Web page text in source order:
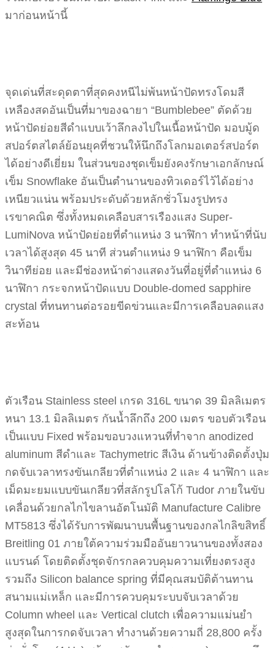
มาก่อนหน้านี้
จุดเด่นที่สะดุดตาที่สุดคงหนีไม่พ้นหน้าปัดทรงโดมสี
เหลืองสดอันเป็นที่มาของฉายา “Bumblebee” ตัดด้วย
หน้าปัดย่อยสีดำแบบเว้าลึกลงไปในเนื้อหน้าปัด มอบมู้ด
สปอร์ตสไตล์ย้อนยุคที่ชวนให้นึกถึงโลกมอเตอร์สปอร์ต
ได้อย่างดีเยี่ยม ในส่วนของชุดเข็มยังคงรักษาเอกลักษณ์
เข็ม Snowflake อันเป็นตำนานของทิวเดอร์ไว้ได้อย่าง
เหนียวแน่น พร้อมประดับด้วยหลักชั่วโมงรูปทรง
เรขาคณิต ซึ่งทั้งหมดเคลือบสารเรืองแสง Super-
LumiNova หน้าปัดย่อยที่ตำแหน่ง 3 นาฬิกา ทำหน้าที่นับ
เวลาได้สูงสุด 45 นาที ส่วนตำแหน่ง 9 นาฬิกา คือเข็ม
วินาทีย่อย และมีช่องหน้าต่างแสดงวันที่อยู่ที่ตำแหน่ง 6
นาฬิกา กระจกหน้าปัดแบบ Double-domed sapphire
crystal ที่ทนทานต่อรอยขีดข่วนและมีการเคลือบลดแสง
สะท้อน
ตัวเรือน Stainless steel เกรด 316L ขนาด 39 มิลลิเมตร
หนา 13.1 มิลลิเมตร กันน้ำลึกถึง 200 เมตร ขอบตัวเรือน
เป็นแบบ Fixed พร้อมขอบวงแหวนที่ทำจาก anodized
aluminum สีดำและ Tachymetric สีเงิน ด้านข้างติดตั้งปุ่ม
กดจับเวลาทรงขันเกลียวที่ตำแหน่ง 2 และ 4 นาฬิกา และ
เม็ดมะยมแบบขันเกลียวที่สลักรูปโลโก้ Tudor ภายในขับ
เคลื่อนด้วยกลไกไขลานอัตโนมัติ Manufacture Calibre
MT5813 ซึ่งได้รับการพัฒนาบนพื้นฐานของกลไกลิขสิทธิ์
Breitling 01 ภายใต้ความร่วมมืออันยาวนานของทั้งสอง
แบรนด์ โดยติดตั้งชุดจักรกลควบคุมความเที่ยงตรงสูง
รวมถึง Silicon balance spring ที่มีคุณสมบัติต้านทาน
สนามแม่เหล็ก และมีการควบคุมระบบจับเวลาด้วย
Column wheel และ Vertical clutch เพื่อความแม่นยำ
สูงสุดในการกดจับเวลา ทำงานด้วยความถี่ 28,800 ครั้ง